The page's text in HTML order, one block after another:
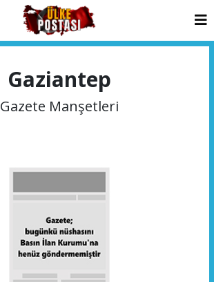
Gaziantep
Gazete Manşetleri